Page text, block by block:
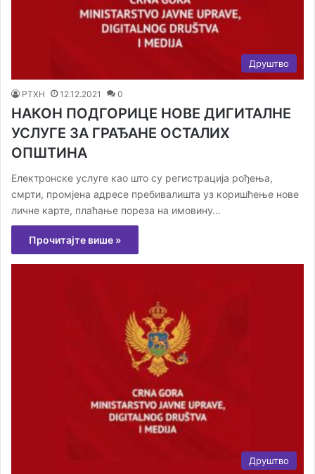
Друштво
РТХН 12.12.2021 0
НАКОН ПОДГОРИЦЕ НОВЕ ДИГИТАЛНЕ
УСЛУГЕ ЗА ГРАЂАНЕ ОСТАЛИХ
ОПШТИНА
Електронске услуге као што су регистрација рођења,
смрти, промјена адресе пребивалишта уз коришћење нове
личне карте, плаћање пореза на имовину…
Прочитајте више »
Друштво